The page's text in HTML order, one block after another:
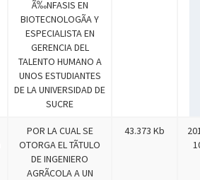
Ã‰NFASIS EN
BIOTECNOLOGÃA Y
ESPECIALISTA EN
GERENCIA DEL
TALENTO HUMANO A
UNOS ESTUDIANTES
DE LA UNIVERSIDAD DE
SUCRE
POR LA CUAL SE
OTORGA EL TÃTULO
DE INGENIERO
AGRÃCOLA A UN
43.373 Kb